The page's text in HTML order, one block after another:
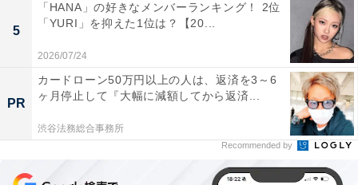
※回答コメントは原文ママです
この記事の筆者：田中 寛大
一橋大学大学院社会学研究科修了後、国の所管法人に入
職。地方公共団体の情報化支援や広報を担当。2019年に
株式会社アマノートを設立し、現在はWebメディアや選
書サービスの運営、SEO業務に従事。年間3,000本以上
5
「HANA」の好きなメンバーランキング！ 2位
「YURI」を抑えた1位は？【20...
2026/07/24
PR
カードローン50万円以上の人は、返済を3～6
ヶ月停止して『大幅に減額してから返済...
渋谷法務総合事務所
Recommended by